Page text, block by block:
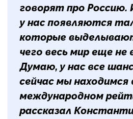
говорят про Россию.
у нас появляются
которые
чего весь мир еще не
Думаю, у нас все
сейчас мы находимся
международном
рассказал